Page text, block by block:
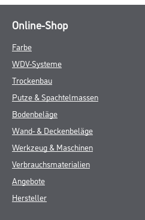
Online-Shop
Farbe
WDV-Systeme
Trockenbau
Putze & Spachtelmassen
Bodenbeläge
Wand- & Deckenbeläge
Werkzeug & Maschinen
Verbrauchsmaterialien
Angebote
Hersteller